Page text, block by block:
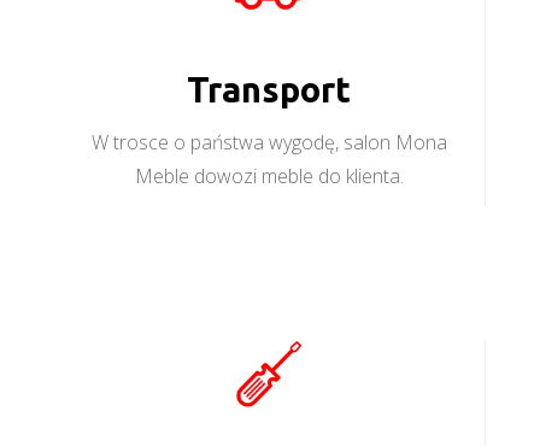
Transport
W trosce o państwa wygodę, salon Mona
Meble dowozi meble do klienta.